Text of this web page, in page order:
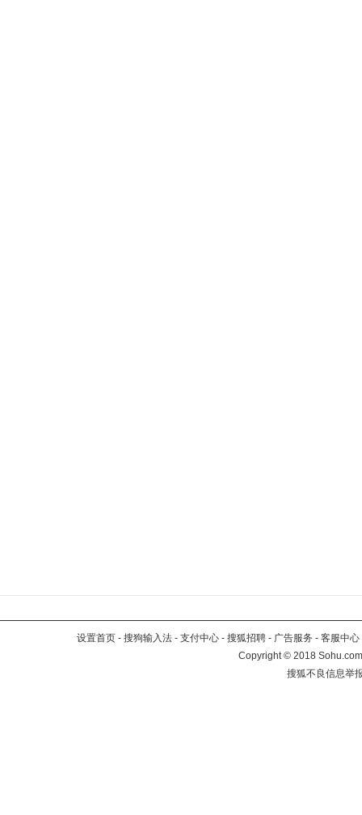
设置首页 - 搜狗输入法 - 支付中心 - 搜狐招聘 - 广告服务 - 客服中心
Copyright©2018
搜狐不良信息举